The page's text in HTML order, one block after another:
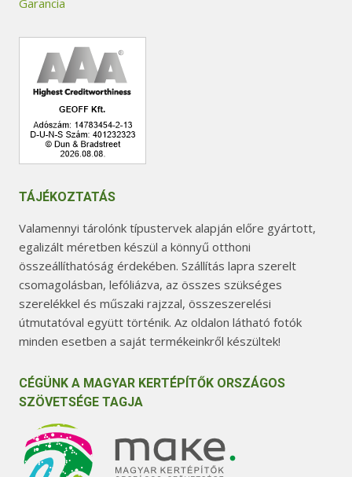
TÁJÉKOZTATÁS
Valamennyi tárolónk típustervek alapján előre gyártott,
egalizált méretben készül a könnyű otthoni
összeállíthatóság érdekében. Szállítás lapra szerelt
csomagolásban, lefóliázva, az összes szükséges
szerelékkel és műszaki rajzzal, összeszerelési
útmutatóval együtt történik. Az oldalon látható fotók
minden esetben a saját termékeinkről készültek!
CÉGÜNK A MAGYAR KERTÉPÍTŐK ORSZÁGOS
SZÖVETSÉGE TAGJA